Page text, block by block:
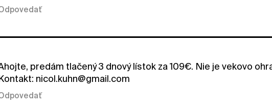
predám tlačený 3 dnový lístok za 109€. Nie je vekovo
nicol.kuhn@gmail.com